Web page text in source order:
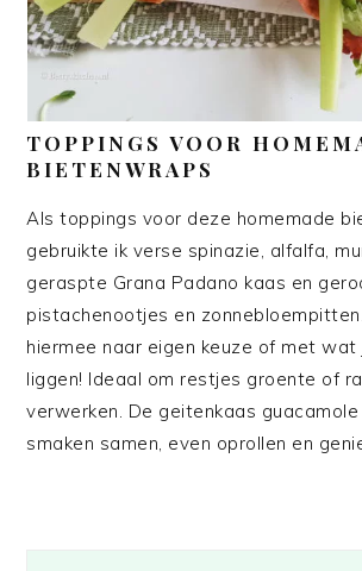
TOPPINGS VOOR
BIETENWRAPS
Als toppings voor deze homemade
gebruikte ik verse spinazie, alfalfa,
geraspte Grana Padano kaas en
pistachenootjes en
hiermee naar eigen keuze of met
liggen! Ideaal om restjes groente of
verwerken. De geitenkaas
smaken samen, even oprollen en